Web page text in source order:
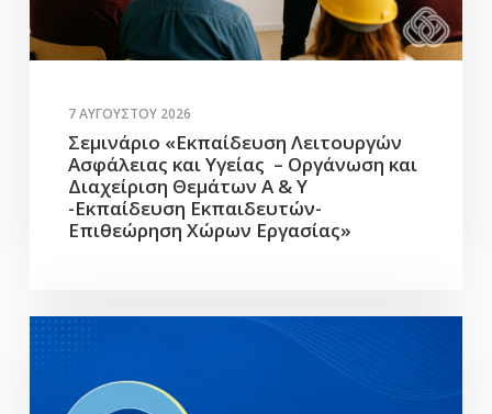
7 ΑΥΓΟΎΣΤΟΥ 2026
Σεμινάριο «Εκπαίδευση Λειτουργών
Ασφάλειας και Υγείας – Οργάνωση και
Διαχείριση Θεμάτων Α & Υ
-Εκπαίδευση Εκπαιδευτών-
Επιθεώρηση Χώρων Εργασίας»